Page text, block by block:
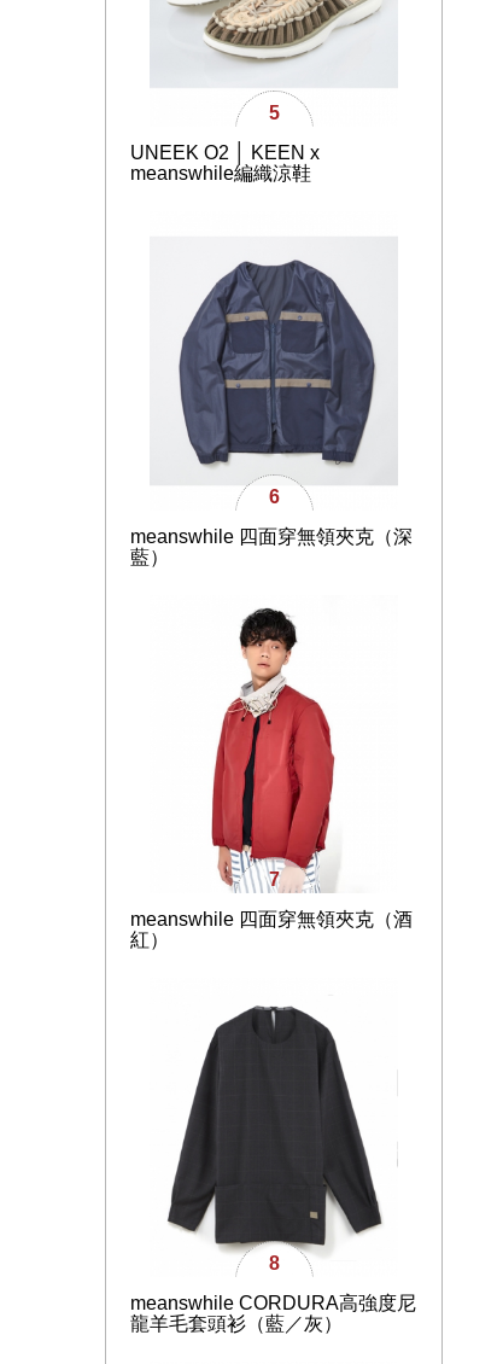
5
UNEEK O2 │ KEEN x
meanswhile編織涼鞋
6
meanswhile 四面穿無領夾克（深
藍）
7
meanswhile 四面穿無領夾克（酒
紅）
8
meanswhile CORDURA高強度尼
龍羊毛套頭衫（藍／灰）